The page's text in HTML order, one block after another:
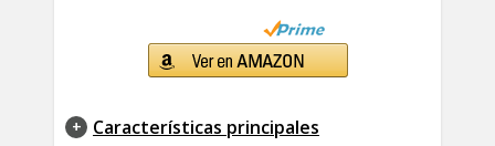
Características principales